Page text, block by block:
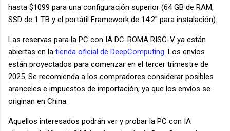
hasta $1099 para una configuración superior (64 GB de RAM,
SSD de 1 TB y el portátil Framework de 14.2″ para instalación).
Las reservas para la PC con IA DC-ROMA RISC-V ya están
abiertas en la tienda oficial de DeepComputing. Los envíos
están proyectados para comenzar en el tercer trimestre de
2025. Se recomienda a los compradores considerar posibles
aranceles e impuestos de importación, ya que los envíos se
originan en China.
Aquellos interesados podrán ver y probar la PC con IA